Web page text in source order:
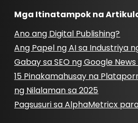
Mga Itinatampok na
Ano ang Digital Publishing?
Ang Papel ng AI sa Industriya
Gabay sa SEO ng Google News
15 Pinakamahusay na
ng Nilalaman sa 2025
Pagsusuri sa AlphaMetricx